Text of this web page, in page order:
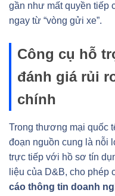
gần như mất quyền tiếp
ngay từ “vòng gửi xe”.
Công cụ hỗ
đánh giá rủi
chính
Trong thương mại quốc
đoạn nguồn cung là nỗi
trực tiếp với hồ sơ tín
liệu của D&B, cho phép
cáo thông tin doanh